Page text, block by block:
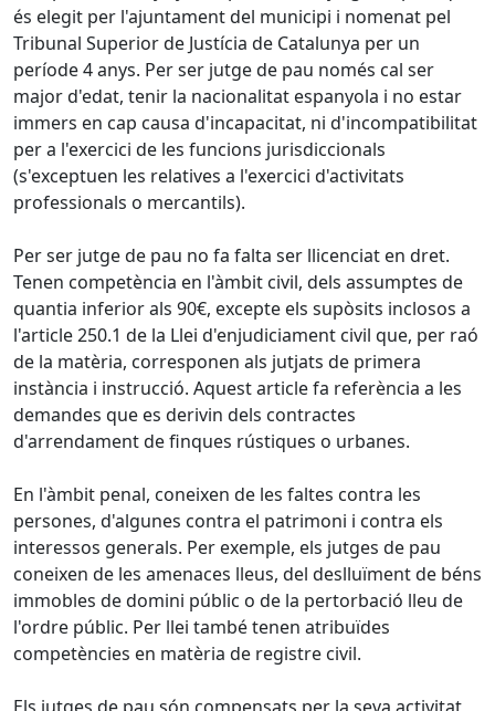
és elegit per l'ajuntament del municipi i nomenat pel
Tribunal Superior de Justícia de Catalunya per un
període 4 anys. Per ser jutge de pau només cal ser
major d'edat, tenir la nacionalitat espanyola i no estar
immers en cap causa d'incapacitat, ni d'incompatibilitat
per a l'exercici de les funcions jurisdiccionals
(s'exceptuen les relatives a l'exercici d'activitats
professionals o mercantils).
Per ser jutge de pau no fa falta ser llicenciat en dret.
Tenen competència en l'àmbit civil, dels assumptes de
quantia inferior als 90€, excepte els supòsits inclosos a
l'article 250.1 de la Llei d'enjudiciament civil que, per raó
de la matèria, corresponen als jutjats de primera
instància i instrucció. Aquest article fa referència a les
demandes que es derivin dels contractes
d'arrendament de finques rústiques o urbanes.
En l'àmbit penal, coneixen de les faltes contra les
persones, d'algunes contra el patrimoni i contra els
interessos generals. Per exemple, els jutges de pau
coneixen de les amenaces lleus, del deslluïment de béns
immobles de domini públic o de la pertorbació lleu de
l'ordre públic. Per llei també tenen atribuïdes
competències en matèria de registre civil.